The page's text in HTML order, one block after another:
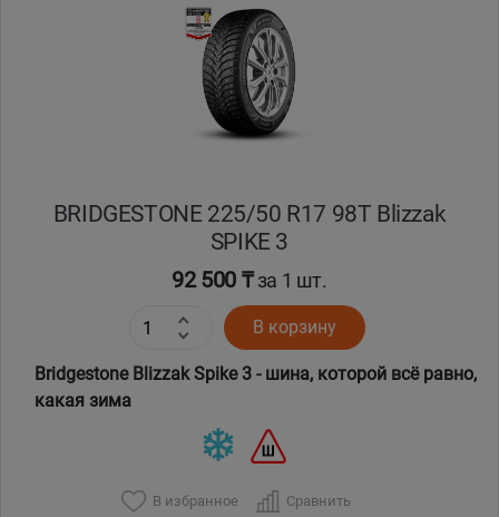
BRIDGESTONE 225/50 R17 98T Blizzak
SPIKE 3
92 500 ₸за 1 шт.
В корзину
Bridgestone Blizzak Spike 3 - шина, которой всё равно,
какая зима
В избранное Сравнить